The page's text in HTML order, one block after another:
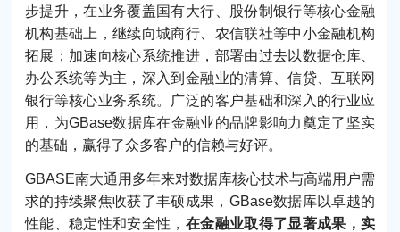
步提升，在业务覆盖国有大行、股份制银行等核心金融
机构基础上，继续向城商行、农信联社等中小金融机构
拓展；加速向核心系统推进，部署由过去以数据仓库、
办公系统等为主，深入到金融业的清算、信贷、互联网
银行等核心业务系统。广泛的客户基础和深入的行业应
用，为GBase数据库在金融业的品牌影响力奠定了坚实
的基础，赢得了众多客户的信赖与好评。
GBASE南大通用多年来对数据库核心技术与高端用户需
求的持续聚焦收获了丰硕成果，GBase数据库以卓越的
性能、稳定性和安全性， 在金融业取得了显著成果，实